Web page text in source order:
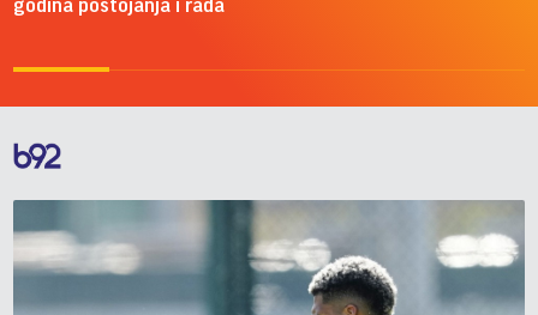
godina postojanja i rada